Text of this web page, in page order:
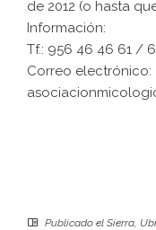
de 2012 (o hasta
Información:
Tf.: 956 46 46 61 /
Correo electrónico:
Publicado el Sierra,